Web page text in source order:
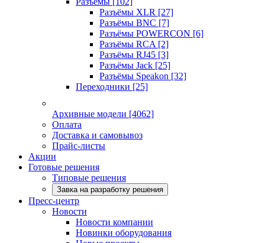
Разъёмы XLR [27]
Разъёмы BNC [7]
Разъёмы POWERCON [6]
Разъёмы RCA [2]
Разъёмы RJ45 [3]
Разъёмы Jack [25]
Разъёмы Speakon [32]
Переходники [25]
Архивные модели [4062]
Оплата
Доставка и самовывоз
Прайс-листы
Акции
Готовые решения
Типовые решения
Завка на разработку решения
Пресс-центр
Новости
Новости компании
Новинки оборудования